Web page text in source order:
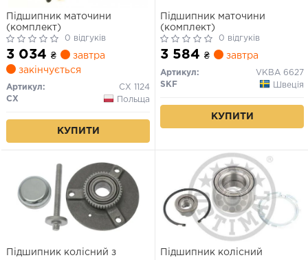
Підшипник маточини
(комплект)
0 відгуків
3 034 ₴
завтра
закінчується
Артикул:
CX 1124
CX
Польща
КУПИТИ
Підшипник маточини
(комплект)
0 відгуків
3 584 ₴ завтра
Артикул:
VKBA 6627
SKF
Швеція
КУПИТИ
Підшипник колісний з
Підшипник колісний